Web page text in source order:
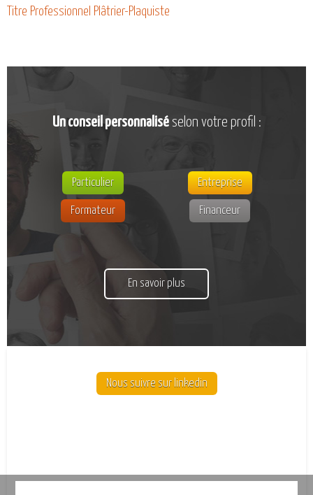
CATALOGUE DE FORMATIONS
NOS PERFECTIONNEMENTS PAR MÉTIER
INSCRIPTIONS
Titre Professionnel Plâtrier-Plaquiste
Un conseil personnaliséselon votre profil :
Particulier Entreprise
Formateur Financeur
En savoir plus
Nous suivre sur linkedin